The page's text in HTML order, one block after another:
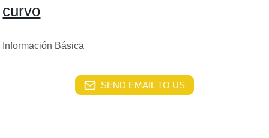
curvo
Información Básica
SEND EMAIL TO US